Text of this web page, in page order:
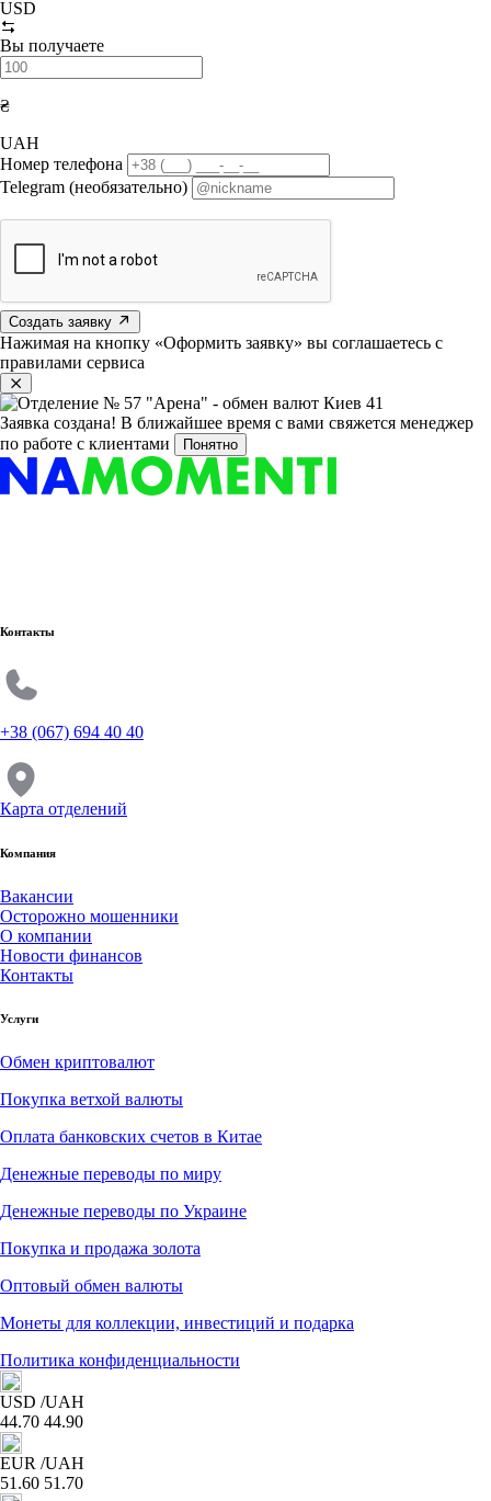
USD
Вы получаете
₴
UAH
Номер телефона
Telegram (необязательно)
Создать заявку
Нажимая на кнопку «Оформить заявку» вы соглашаетесь с
правилами сервиса
Заявка создана! В ближайшее время с вами свяжется менеджер
по работе с клиентами
Понятно
Контакты
+38 (067) 694 40 40
Карта отделений
Компания
Вакансии
Осторожно мошенники
О компании
Новости финансов
Контакты
Услуги
Обмен криптовалют
Покупка ветхой валюты
Оплата банковских счетов в Китае
Денежные переводы по миру
Денежные переводы по Украине
Покупка и продажа золота
Оптовый обмен валюты
Монеты для коллекции, инвестиций и подарка
Политика конфиденциальности
USD /UAH
44.70 44.90
EUR /UAH
51.60 51.70